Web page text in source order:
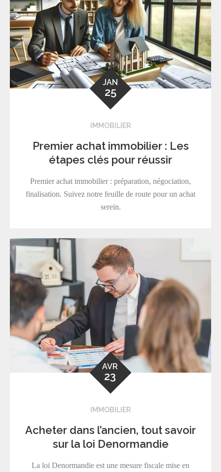
JAN
25
IMMOBILIER
Premier achat immobilier : Les
étapes clés pour réussir
Premier achat immobilier : préparation, négociation,
finalisation. Suivez notre feuille de route pour un achat
serein.
AVR
23
IMMOBILIER
Acheter dans l’ancien, tout savoir
sur la loi Denormandie
La loi Denormandie est une mesure fiscale mise en